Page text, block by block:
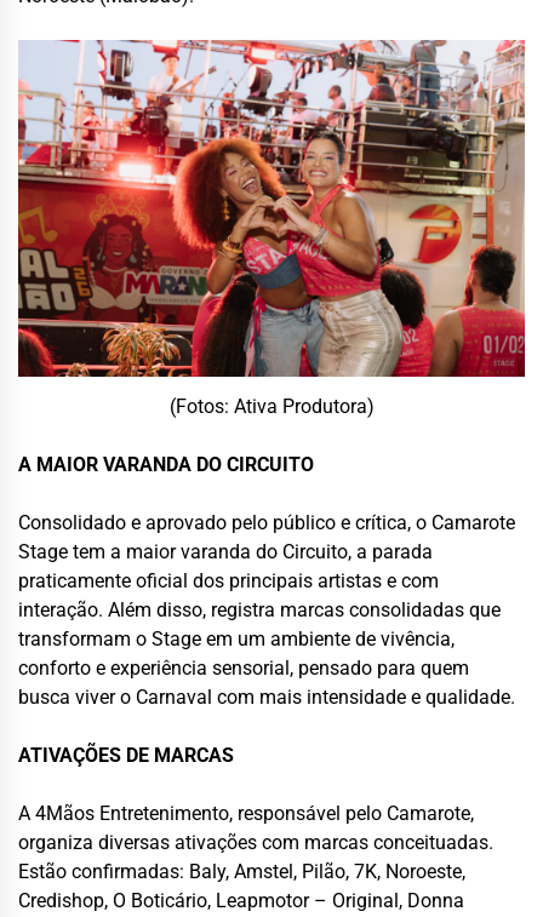
(Fotos: Ativa Produtora)
A MAIOR VARANDA DO CIRCUITO
Consolidado e aprovado pelo público e crítica, o Camarote
Stage tem a maior varanda do Circuito, a parada
praticamente oficial dos principais artistas e com
interação. Além disso, registra marcas consolidadas que
transformam o Stage em um ambiente de vivência,
conforto e experiência sensorial, pensado para quem
busca viver o Carnaval com mais intensidade e qualidade.
ATIVAÇÕES DE MARCAS
A 4Mãos Entretenimento, responsável pelo Camarote,
organiza diversas ativações com marcas conceituadas.
Estão confirmadas: Baly, Amstel, Pilão, 7K, Noroeste,
Credishop, O Boticário, Leapmotor – Original, Donna